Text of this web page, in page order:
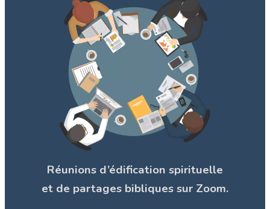
Réunions d’édification spirituelle
et de partages bibliques sur Zoom.